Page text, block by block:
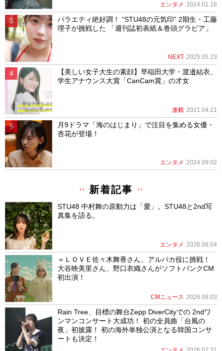
エンタメ 2024.01.16
バラエティ絶好調！ “STU48の元気印” 2期生・工藤
理子が挑戦した 「週刊誌初表紙＆巻頭グラビア」
NEXT 2025.05.23
【美しい女子大生の素顔】早稲田大学・渡邉結衣、
学生アナウンス大賞「CanCam賞」の才女
連載 2021.04.21
月9ドラマ「海のはじまり」で注目を集める女優・
杏花が登場！
エンタメ 2024.09.02
新着記事
STU48 中村舞の原動力は「愛」。STU48と2nd写
真集を語る。
エンタメ 2026.08.04
＝ＬＯＶＥ佐々木舞香さん、アルパカ役に挑戦！
大谷映美里さん、野口衣織さんがソフトバンクCM
初出演！
CMニュース 2026.08.03
Rain Tree、目標の舞台Zepp DiverCityでの 2ndワ
ンマンコンサート大成功！ 初の全員曲「台風の
夜」初披露！ 初の海外単独公演となる韓国コンサ
ートも決定！